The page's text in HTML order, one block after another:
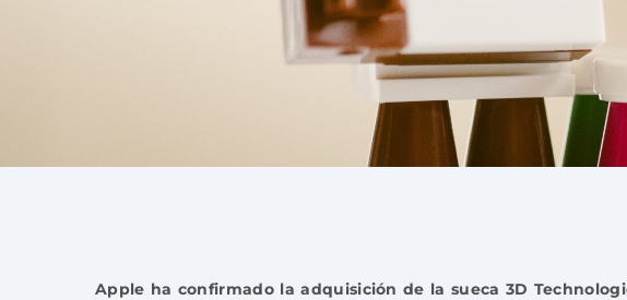
Apple ha confirmado la adquisición de la sueca 3D